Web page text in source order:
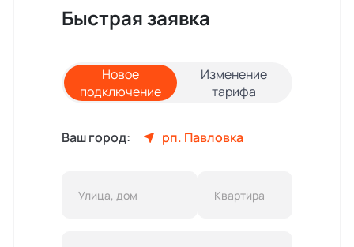
Быстрая заявка
Новое
подключение
Изменение
тарифа
Ваш город: рп. Павловка